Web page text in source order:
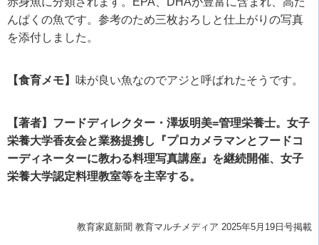
んぱくの魚です。参考のため三枚おろしと仕上がりの写真
を添付しました。
【食育メモ】 味が良い魚なのでアジと呼ばれたそうです。
【著者】フードディレクター・澤坂明美=管理栄養士。女子
栄養大学香友会と業務提携し『プロカメラマンとフードコ
ーディネーターに教わる料理写真講座』を継続開催、女子
栄養大学認定料理教室等を主宰する。
教育家庭新聞 教育マルチメディア 2025年5月19日号掲載